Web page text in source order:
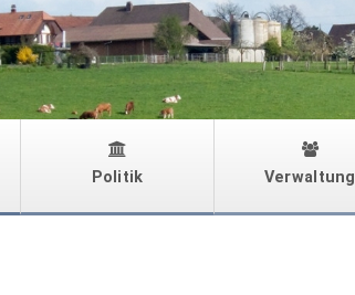
Politik Verwaltung